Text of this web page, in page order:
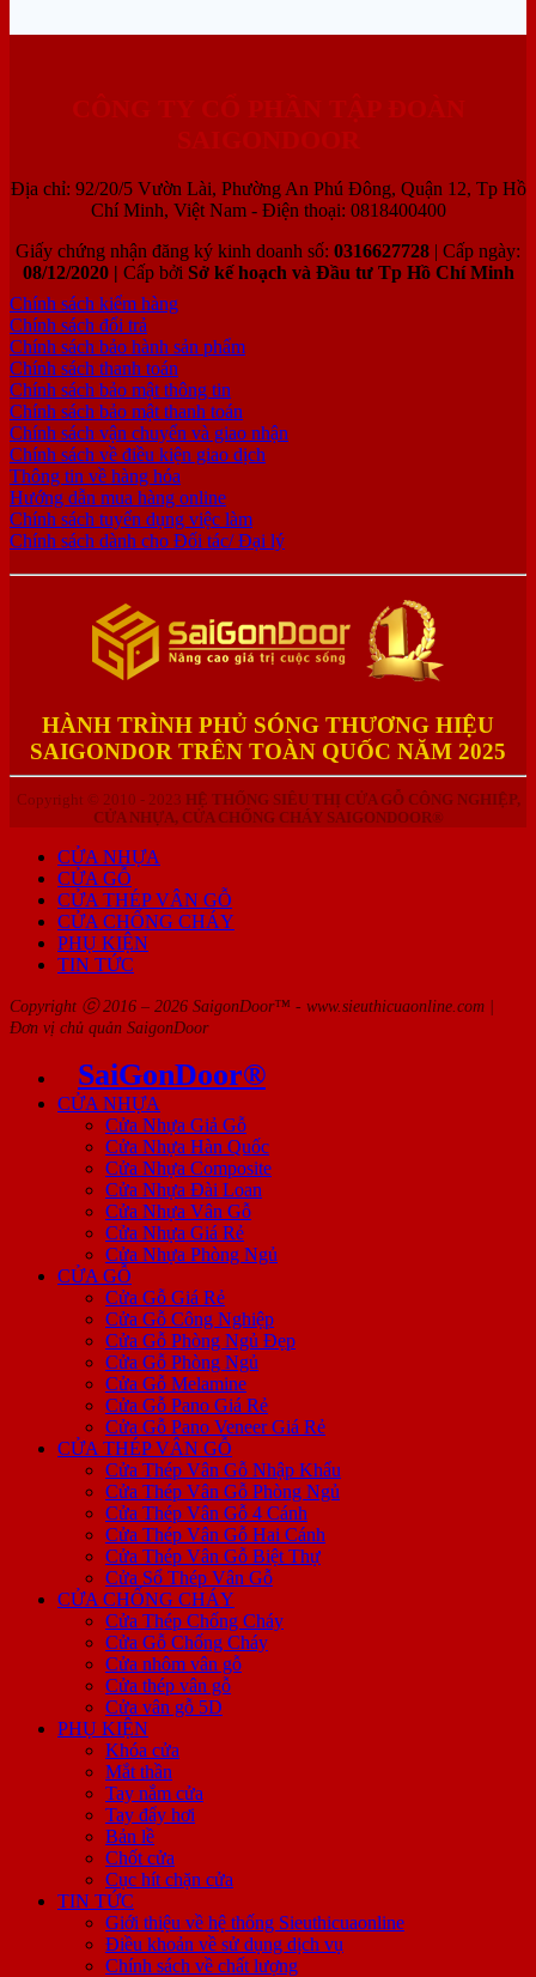
Địa chỉ: 92/20/5 Vườn Lài, Phường An Phú Đông, Quận 12, Tp Hồ
Chí Minh, Việt Nam - Điện thoại: 0818400400
Giấy chứng nhận đăng ký kinh doanh số: 0316627728 | Cấp ngày:
08/12/2020 | Cấp bởi Sở kế hoạch và Đầu tư Tp Hồ Chí Minh
Chính sách kiểm hàng
Chính sách đổi trả
Chính sách bảo hành sản phẩm
Chính sách thanh toán
Chính sách bảo mật thông tin
Chính sách bảo mật thanh toán
Chính sách vận chuyển và giao nhận
Chính sách về điều kiện giao dịch
Thông tin về hàng hóa
Hướng dẫn mua hàng online
Chính sách tuyển dụng việc làm
Chính sách dành cho Đối tác/ Đại lý
HÀNH TRÌNH PHỦ SÓNG THƯƠNG HIỆU
SAIGONDOR TRÊN TOÀN QUỐC NĂM 2025
Copyright © 2010 - 2023 HỆ THỐNG SIÊU THỊ CỬA GỖ CÔNG NGHIỆP,
CỬA NHỰA, CỬA CHỐNG CHÁY SAIGONDOOR®
CỬA NHỰA
CỬA GỖ
CỬA THÉP VÂN GỖ
CỬA CHỐNG CHÁY
PHỤ KIỆN
TIN TỨC
Copyright ⓒ 2016 – 2026 SaigonDoor™ - www.sieuthicuaonline.com |
Đơn vị chủ quản SaigonDoor
SaiGonDoor®
CỬA NHỰA
Cửa Nhựa Giả Gỗ
Cửa Nhựa Hàn Quốc
Cửa Nhựa Composite
Cửa Nhựa Đài Loan
Cửa Nhựa Vân Gỗ
Cửa Nhựa Giá Rẻ
Cửa Nhựa Phòng Ngủ
CỬA GỖ
Cửa Gỗ Giá Rẻ
Cửa Gỗ Công Nghiệp
Cửa Gỗ Phòng Ngủ Đẹp
Cửa Gỗ Phòng Ngủ
Cửa Gỗ Melamine
Cửa Gỗ Pano Giá Rẻ
Cửa Gỗ Pano Veneer Giá Rẻ
CỬA THÉP VÂN GỖ
Cửa Thép Vân Gỗ Nhập Khẩu
Cửa Thép Vân Gỗ Phòng Ngủ
Cửa Thép Vân Gỗ 4 Cánh
Cửa Thép Vân Gỗ Hai Cánh
Cửa Thép Vân Gỗ Biệt Thự
Cửa Sổ Thép Vân Gỗ
CỬA CHỐNG CHÁY
Cửa Thép Chống Cháy
Cửa Gỗ Chống Cháy
Cửa nhôm vân gỗ
Cửa thép vân gỗ
Cửa vân gỗ 5D
PHỤ KIỆN
Khóa cửa
Mắt thần
Tay nắm cửa
Tay đẩy hơi
Bản lề
Chốt cửa
Cục hít chặn cửa
TIN TỨC
Giới thiệu về hệ thống Sieuthicuaonline
Điều khoản về sử dụng dịch vụ
Chính sách về chất lượng